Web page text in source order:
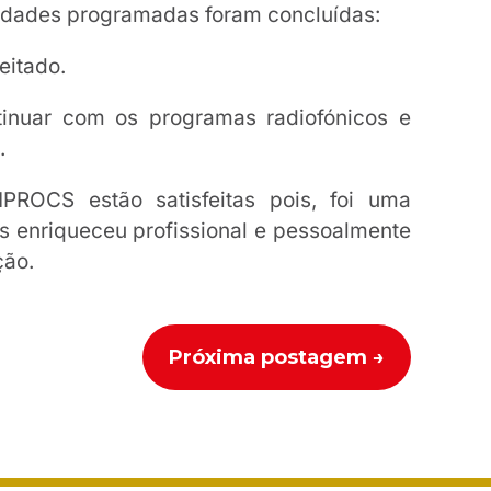
programadas foram concluídas:
com os programas radiofónicos e
estão satisfeitas pois, foi uma
enriqueceu profissional e pessoalmente
Próxima postagem →